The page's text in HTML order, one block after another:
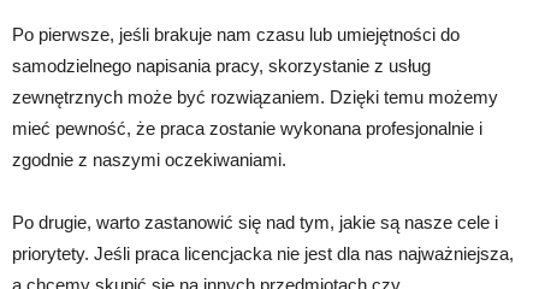
Po pierwsze, jeśli brakuje nam czasu lub umiejętności do
samodzielnego napisania pracy, skorzystanie z usług
zewnętrznych może być rozwiązaniem. Dzięki temu możemy
mieć pewność, że praca zostanie wykonana profesjonalnie i
zgodnie z naszymi oczekiwaniami.
Po drugie, warto zastanowić się nad tym, jakie są nasze cele i
priorytety. Jeśli praca licencjacka nie jest dla nas najważniejsza,